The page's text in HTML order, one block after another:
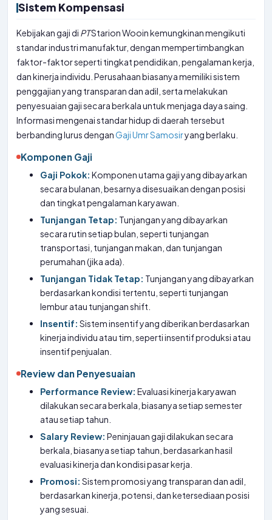
Sistem Kompensasi
Kebijakan gaji di PTStarion Wooin kemungkinan mengikuti
standar industri manufaktur, dengan mempertimbangkan
faktor-faktor seperti tingkat pendidikan, pengalaman kerja,
dan kinerja individu. Perusahaan biasanya memiliki sistem
penggajian yang transparan dan adil, serta melakukan
penyesuaian gaji secara berkala untuk menjaga daya saing.
Informasi mengenai standar hidup di daerah tersebut
berbanding lurus denganGaji Umr Samosiryang berlaku.
Komponen Gaji
Gaji Pokok: Komponen utama gaji yang dibayarkan
secara bulanan, besarnya disesuaikan dengan posisi
dan tingkat pengalaman karyawan.
Tunjangan Tetap: Tunjangan yang dibayarkan
secara rutin setiap bulan, seperti tunjangan
transportasi, tunjangan makan, dan tunjangan
perumahan (jika ada).
Tunjangan Tidak Tetap: Tunjangan yang dibayarkan
berdasarkan kondisi tertentu, seperti tunjangan
lembur atau tunjangan shift.
Insentif: Sistem insentif yang diberikan berdasarkan
kinerja individu atau tim, seperti insentif produksi atau
insentif penjualan.
Review dan Penyesuaian
Performance Review: Evaluasi kinerja karyawan
dilakukan secara berkala, biasanya setiap semester
atau setiap tahun.
Salary Review: Peninjauan gaji dilakukan secara
berkala, biasanya setiap tahun, berdasarkan hasil
evaluasi kinerja dan kondisi pasar kerja.
Promosi: Sistem promosi yang transparan dan adil,
berdasarkan kinerja, potensi, dan ketersediaan posisi
yang sesuai.